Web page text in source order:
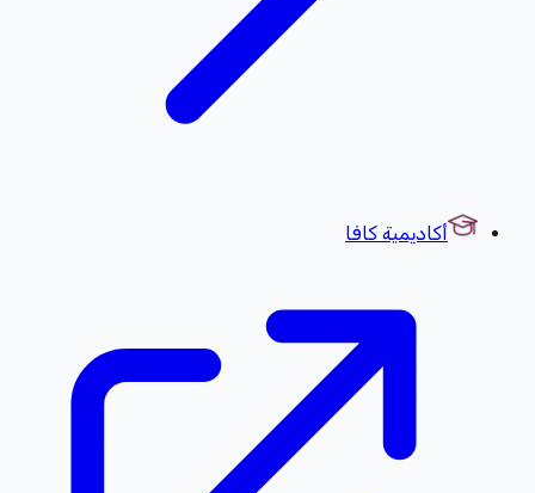
أكاديمية كافا